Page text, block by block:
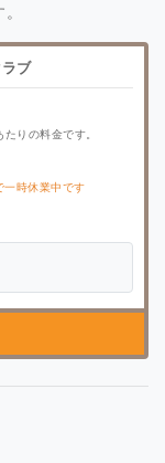
ブ
りの料金です。
一時休業中です